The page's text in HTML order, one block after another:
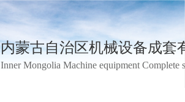
内蒙古自治区机械设备成套
Inner Mongolia Machine equipment Complete